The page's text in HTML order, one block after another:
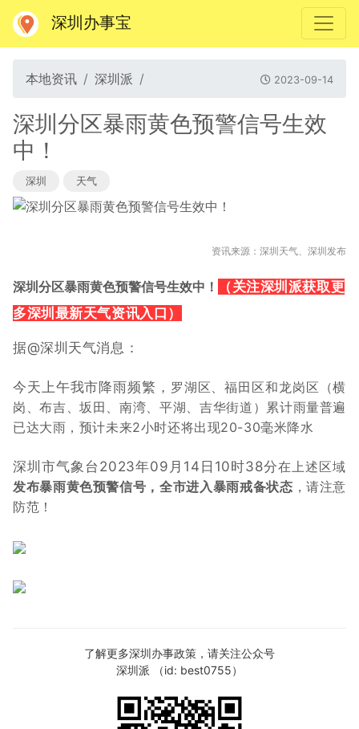
深圳办事宝
本地资讯 深圳派 2023-09-14
深圳分区暴雨黄色预警信号生效
中！
深圳 天气
资讯来源：深圳天气、深圳发布
深圳分区暴雨黄色预警信号生效中！ （ 关注深圳派获取更
多深圳最新天气资讯入口）
据@深圳天气消息：
今天上午我市降雨频繁， 罗湖区、福田区和龙岗区 （横
岗、布吉、坂田、南湾、平湖、吉华街道） 累计雨量普遍
已达大雨， 预计未来2小时还将出现20-30毫米降水
深圳市气象台2023年09月14日10时38分在上述区域
发布暴雨黄色预警信号，全市进入暴雨戒备状态 ，请注意
防范！
了解更多深圳办事政策，请关注公众号
深圳派 （id: best0755）